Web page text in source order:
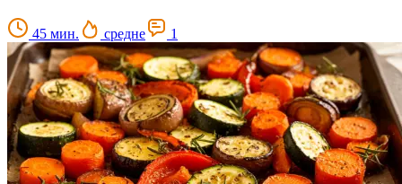
45 мин. средне 1